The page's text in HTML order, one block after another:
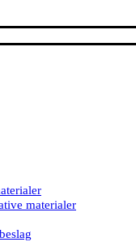
materialer